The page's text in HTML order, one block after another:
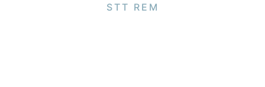
STT REM